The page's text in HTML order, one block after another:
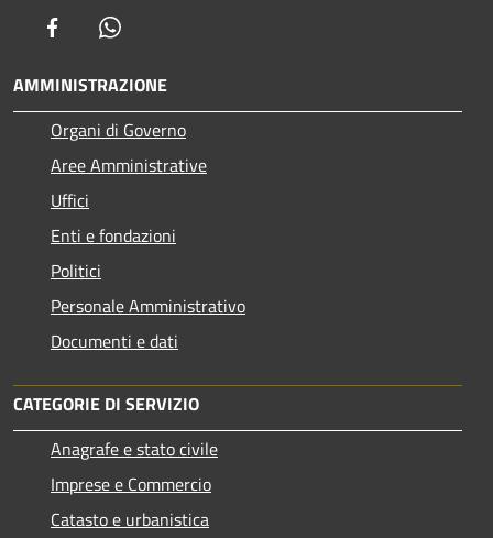
Facebook
AMMINISTRAZIONE
Organi di Governo
Aree Amministrative
Uffici
Enti e fondazioni
Politici
Personale Amministrativo
Documenti e dati
CATEGORIE DI SERVIZIO
Anagrafe e stato civile
Imprese e Commercio
Catasto e urbanistica